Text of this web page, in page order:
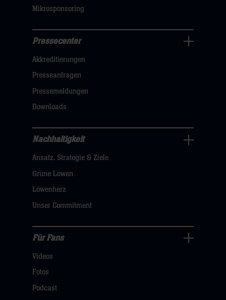
Mikrosponsoring
Navigation
öffnen,
dann
klicken
hier
Pressecenter
Akkreditierungen
Presseanfragen
Pressemeldungen
Downloads
Nachhaltigkeit
Navigation
öffnen,
dann
hier
Nachhaltigkeit
Ansatz, Strategie & Ziele
Grüne Löwen
Löwenherz
Unser Commitment
Fans
Navigation
öffnen,
Für Fans
Videos
Fotos
Podcast